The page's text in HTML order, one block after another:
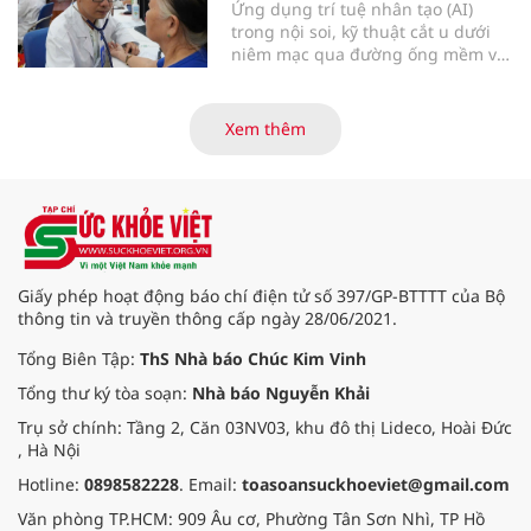
Ứng dụng trí tuệ nhân tạo (AI)
trong nội soi, kỹ thuật cắt u dưới
niêm mạc qua đường ống mềm và
là những nội dung trọng tâm được
báo cáo tại Hội thảo khoa học cập
Xem thêm
Giấy phép hoạt động báo chí điện tử số 397/GP-BTTTT của Bộ
thông tin và truyền thông cấp ngày 28/06/2021.
Tổng Biên Tập: ThS Nhà báo Chúc Kim Vinh
Tổng thư ký tòa soạn: Nhà báo Nguyễn Khải
Trụ sở chính: Tầng 2, Căn 03NV03, khu đô thị Lideco, Hoài Đức
, Hà Nội
Hotline: 0898582228. Email: toasoansuckhoeviet@gmail.com
Văn phòng TP.HCM: 909 Âu cơ, Phường Tân Sơn Nhì, TP Hồ